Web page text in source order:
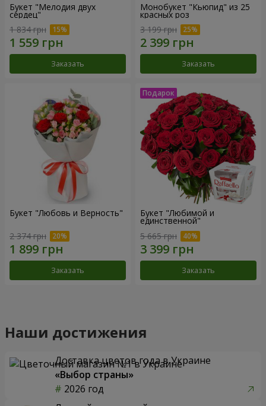
Букет "Мелодия двух
сердец"
1 834 грн
Заказать
Монобукет "Кьюпид" из 25
красных роз
3 199 грн
Заказать
Букет "Любовь и Верность"
2 374 грн
Заказать
Букет "Любимой и
единственной"
5 665 грн
Заказать
Наши достижения
Доставка цветов года в Украине
«Выбор страны»
2026 год